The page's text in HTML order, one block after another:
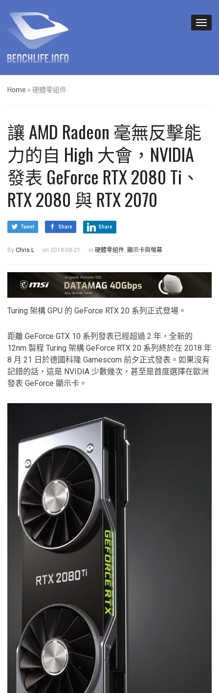
Home » 硬體零組件
讓 AMD Radeon 毫無反擊能
力的自 High 大會，NVIDIA
發表 GeForce RTX 2080 Ti、
RTX 2080 與 RTX 2070
Tweet Share Share
By Chris.L on 2018-08-21 in 硬體零組件, 顯示卡與螢幕
Turing 架構 GPU 的 GeForce RTX 20 系列正式登場。
距離 GeForce GTX 10 系列發表已經超過 2 年，全新的
12nm 製程 Turing 架構 GeForce RTX 20 系列終於在 2018 年
8 月 21 日於德國科隆 Gamescom 前夕正式發表。如果沒有
記錯的話，這是 NVIDIA 少數幾次，甚至是首度選擇在歐洲
發表 GeForce 顯示卡。